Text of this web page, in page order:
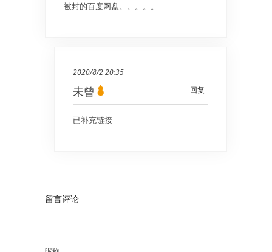
被封的百度网盘。。。。。
2020/8/2 20:35
回复
未曾
已补充链接
留言评论